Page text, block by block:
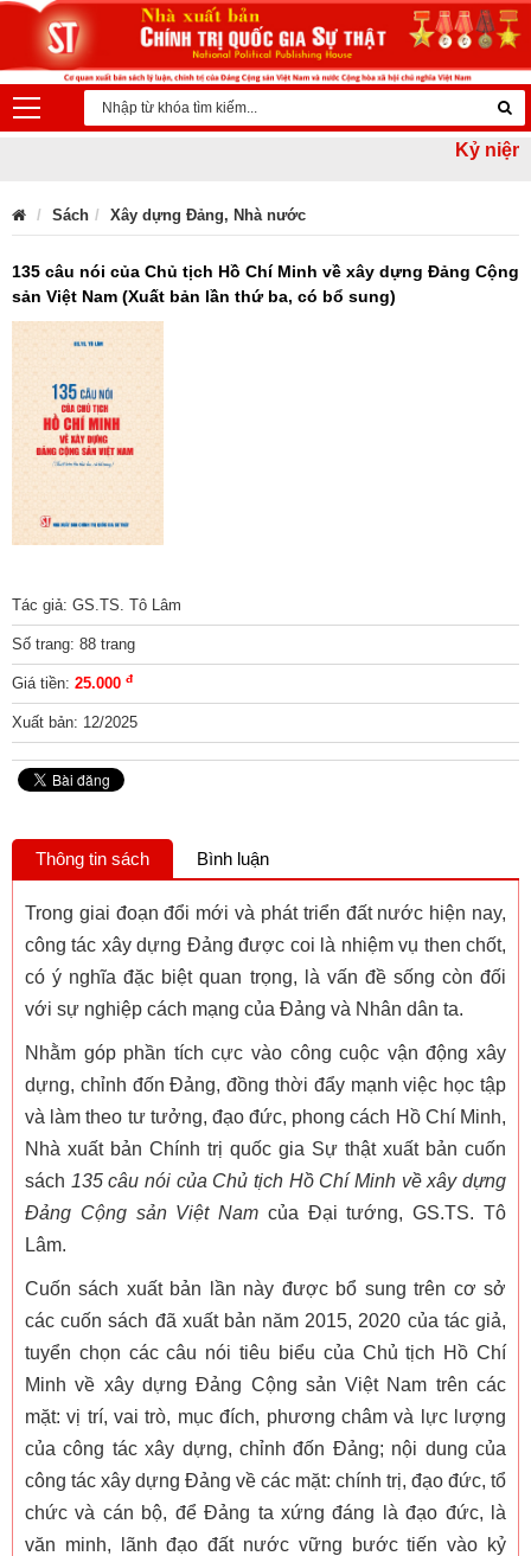
Kỷ niệm
Sách Xây dựng Đảng, Nhà nước
135 câu nói của Chủ tịch Hồ Chí Minh về xây dựng Đảng Cộng
sản Việt Nam (Xuất bản lần thứ ba, có bổ sung)
Tác giả: GS.TS. Tô Lâm
Số trang: 88 trang
Giá tiền: 25.000 đ
Xuất bản: 12/2025
Thông tin sách Bình luận
Trong giai đoạn đổi mới và phát triển đất nước hiện nay,
công tác xây dựng Đảng được coi là nhiệm vụ then chốt,
có ý nghĩa đặc biệt quan trọng, là vấn đề sống còn đối
với sự nghiệp cách mạng của Đảng và Nhân dân ta.
Nhằm góp phần tích cực vào công cuộc vận động xây
dựng, chỉnh đốn Đảng, đồng thời đẩy mạnh việc học tập
và làm theo tư tưởng, đạo đức, phong cách Hồ Chí Minh,
Nhà xuất bản Chính trị quốc gia Sự thật xuất bản cuốn
sách 135 câu nói của Chủ tịch Hồ Chí Minh về xây dựng
Đảng Cộng sản Việt Nam của Đại tướng, GS.TS. Tô
Lâm.
Cuốn sách xuất bản lần này được bổ sung trên cơ sở
các cuốn sách đã xuất bản năm 2015, 2020 của tác giả,
tuyển chọn các câu nói tiêu biểu của Chủ tịch Hồ Chí
Minh về xây dựng Đảng Cộng sản Việt Nam trên các
mặt: vị trí, vai trò, mục đích, phương châm và lực lượng
của công tác xây dựng, chỉnh đốn Đảng; nội dung của
công tác xây dựng Đảng về các mặt: chính trị, đạo đức, tổ
chức và cán bộ, để Đảng ta xứng đáng là đạo đức, là
văn minh, lãnh đạo đất nước vững bước tiến vào kỷ